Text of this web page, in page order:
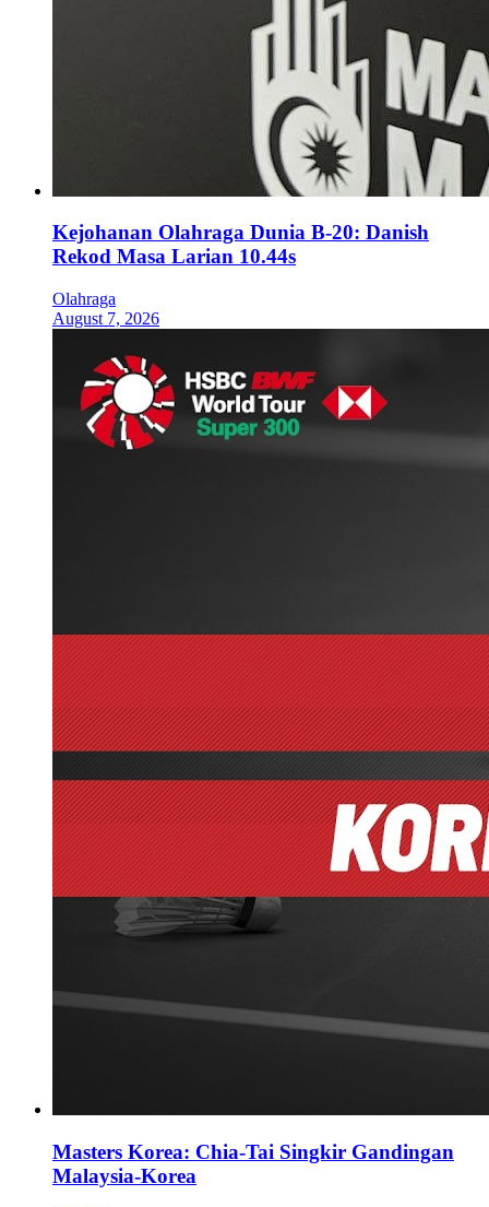
Kejohanan Olahraga Dunia B-20: Danish
Rekod Masa Larian 10.44s
Olahraga
August 7, 2026
Masters Korea: Chia-Tai Singkir Gandingan
Malaysia-Korea